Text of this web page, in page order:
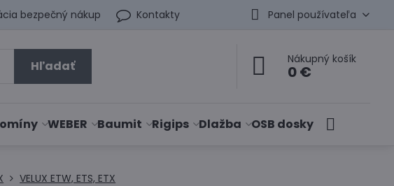
bezpečný nákup Kontakty Panel používateľa
Hľadať Nákupný košík
0 €
WEBER Baumit Rigips Dlažba OSB dosky
VELUX ETW, ETS, ETX